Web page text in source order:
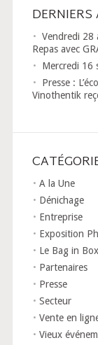
Vendredi 28
Repas avec
Mercredi
Presse :
Vinothentik
A la Une
Dénichage
Entreprise
Exposition
Le Bag in
Partenaires
Presse
Secteur
Vente en
Vieux